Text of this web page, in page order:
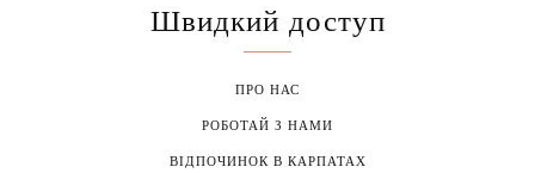
Швидкий доступ
ПРО НАС
РОБОТАЙ З НАМИ
ВІДПОЧИНОК В КАРПАТАХ